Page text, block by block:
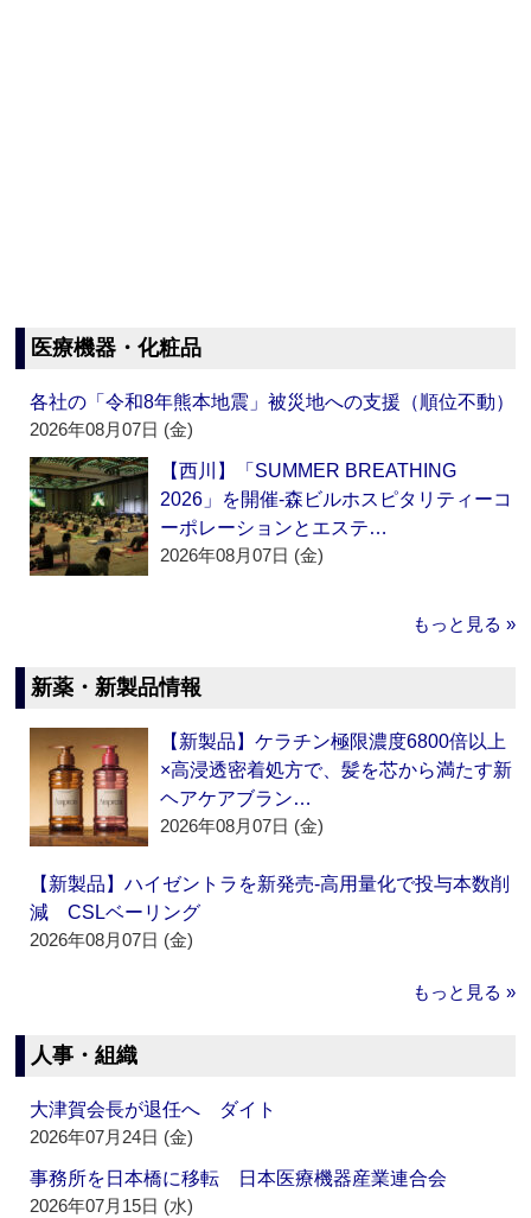
医療機器・化粧品
各社の「令和8年熊本地震」被災地への支援（順位不動）
2026年08月07日 (金)
【西川】「SUMMER BREATHING
2026」を開催‐森ビルホスピタリティーコ
ーポレーションとエステ…
2026年08月07日 (金)
もっと見る »
新薬・新製品情報
【新製品】ケラチン極限濃度6800倍以上
×高浸透密着処方で、髪を芯から満たす新
ヘアケアブラン…
2026年08月07日 (金)
【新製品】ハイゼントラを新発売‐高用量化で投与本数削
減 CSLベーリング
2026年08月07日 (金)
もっと見る »
人事・組織
大津賀会長が退任へ ダイト
2026年07月24日 (金)
事務所を日本橋に移転 日本医療機器産業連合会
2026年07月15日 (水)